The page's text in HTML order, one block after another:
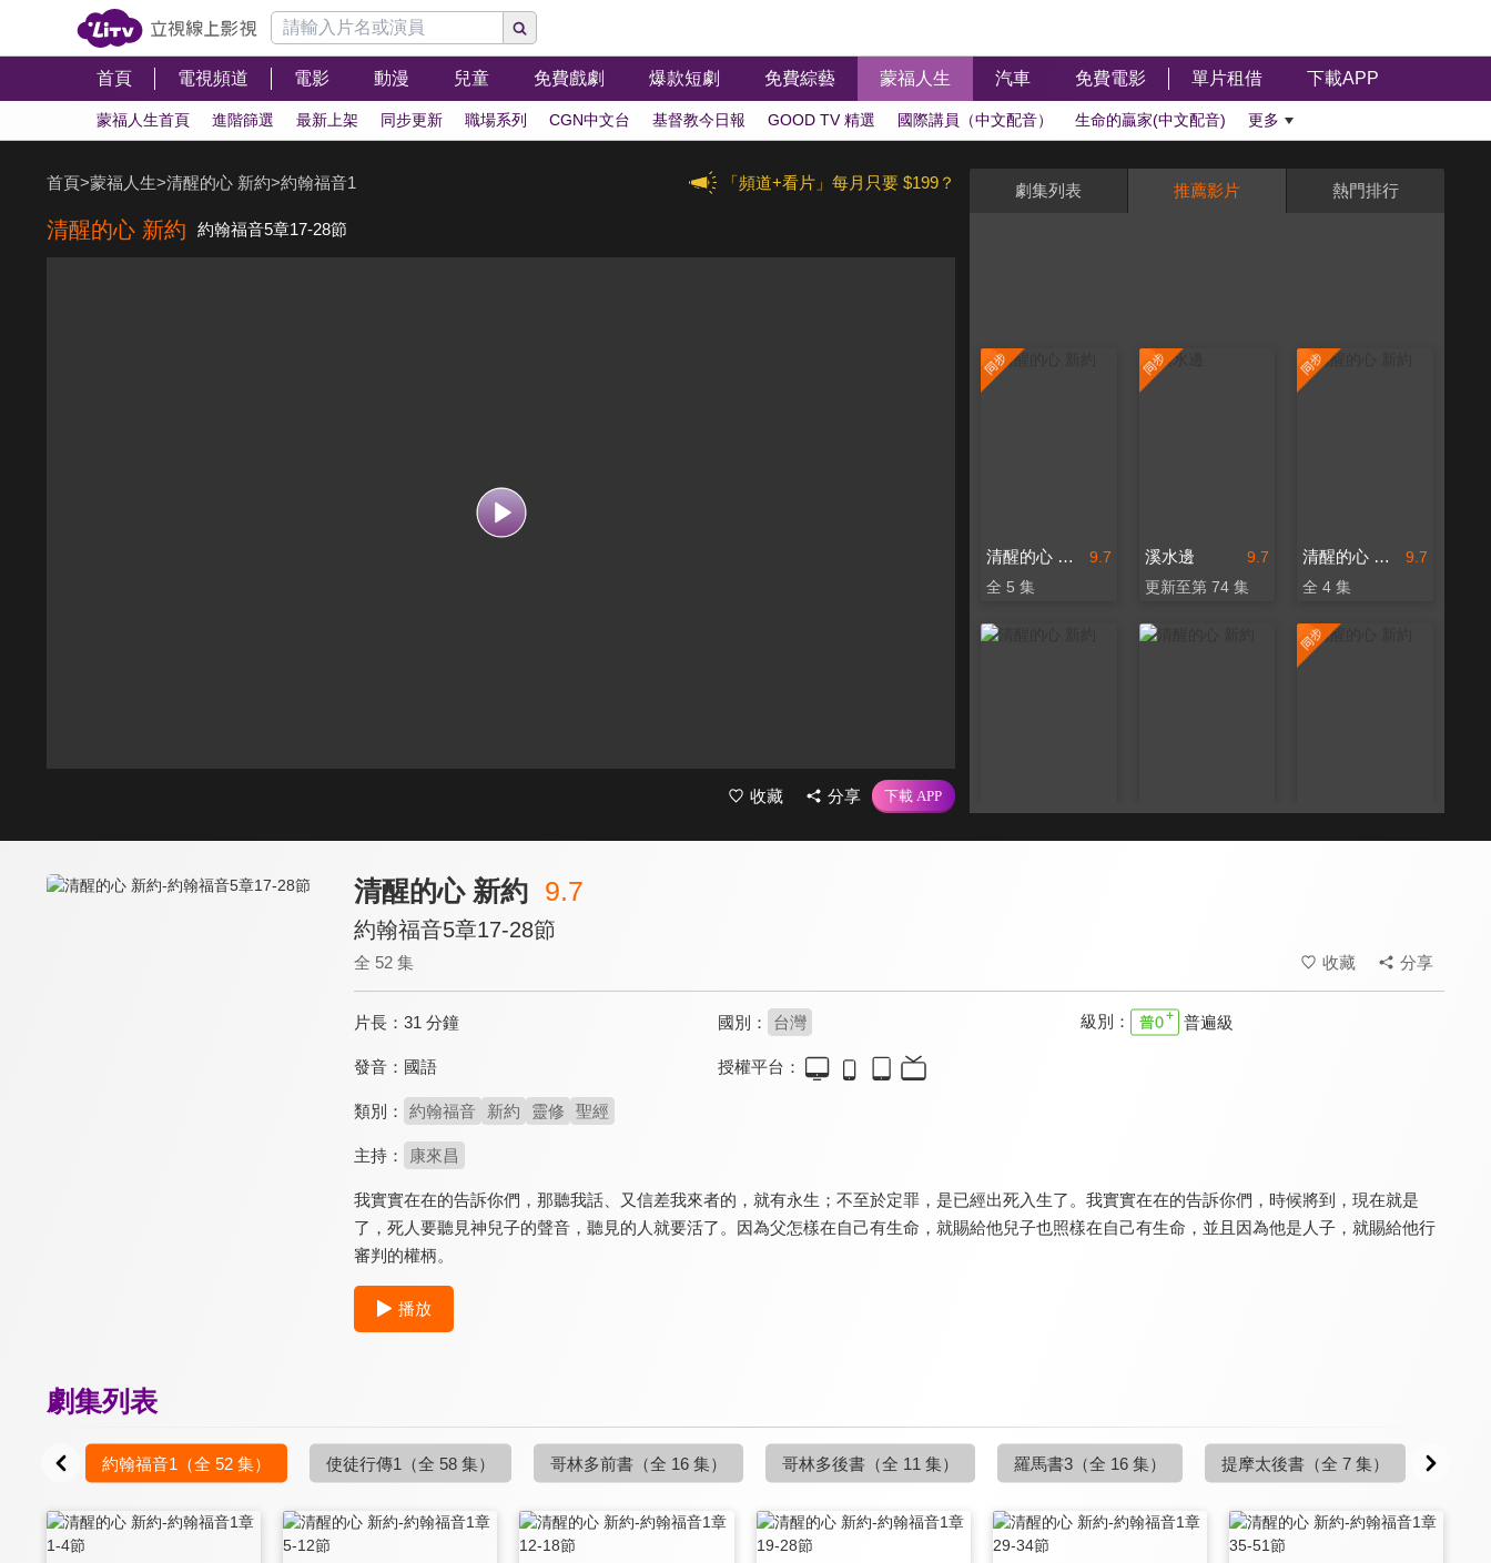
首頁 電視頻道 電影 動漫 兒童 免費戲劇 爆款短劇 免費綜藝 蒙福人生 汽車 免費電影 單片租借 下載APP
蒙福人生首頁 進階篩選 最新上架 同步更新 職場系列 CGN中文台 基督教今日報 GOOD TV 精選 國際講員（中文配音） 生命的贏家(中文配音) 更多
「頻道+看片」每月只要 $199？
首頁>蒙福人生>清醒的心 新約>約翰福音1
清醒的心 新約 約翰福音5章17-28節
收藏 分享
劇集列表 推薦影片 熱門排行
9.7
清醒的心 新約
全 5 集
9.7
溪水邊
更新至第 74 集
9.7
清醒的心 新約
全 4 集
清醒的心 新約 9.7
約翰福音5章17-28節
全 52 集 收藏 分享
片長： 31 分鐘 國別： 台灣 級別： 普遍級
發音： 國語 授權平台：
類別： 約翰福音 新約 靈修 聖經
主持： 康來昌
我實實在在的告訴你們，那聽我話、又信差我來者的，就有永生；不至於定罪，是已經出死入生了。我實實在在的告訴你們，時候將到，現在就是
了，死人要聽見神兒子的聲音，聽見的人就要活了。因為父怎樣在自己有生命，就賜給他兒子也照樣在自己有生命，並且因為他是人子，就賜給他行
審判的權柄。
播放
劇集列表
約翰福音1 （全 52 集） 使徒行傳1 （全 58 集） 哥林多前書 （全 16 集） 哥林多後書 （全 11 集） 羅馬書3 （全 16 集） 提摩太後書 （全 7 集）